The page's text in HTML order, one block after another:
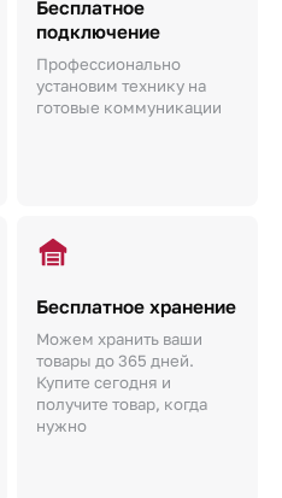
Бесплатное
подключение
Профессионально
установим технику на
готовые коммуникации
Бесплатное хранение
Можем хранить ваши
товары до 365 дней.
Купите сегодня и
получите товар, когда
нужно